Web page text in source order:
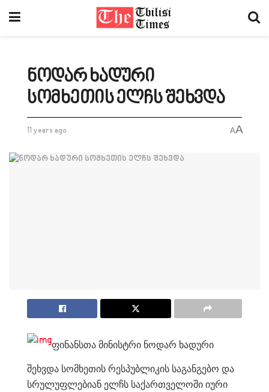
ნოდარ ხადური
სომხეთის ელჩს შეხვდა
11 years ago AA
ფინანსთა მინისტრი ნოდარ ხადური
შეხვდა სომხეთის რესპუბლიკის საგანგებო და
სრულუფლებიან ელჩს საქართველოში იური